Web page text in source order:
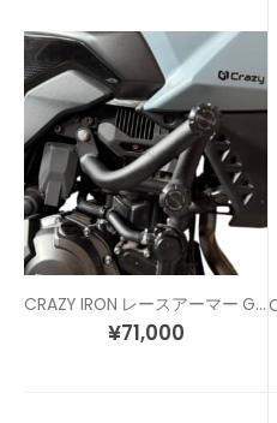
CRAZY IRON レースアーマー GSX-8S
¥71,000